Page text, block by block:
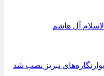
آل هاشم